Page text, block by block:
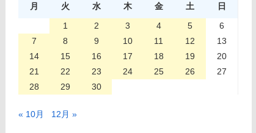
月 火 水 木 金 土
日
1
2 3 4 5
6
7
8 9 10 11 12
13
14
15 16 17 18 19
20
21
22 23 24 25 26
27
28
29 30
« 10月 12月 »